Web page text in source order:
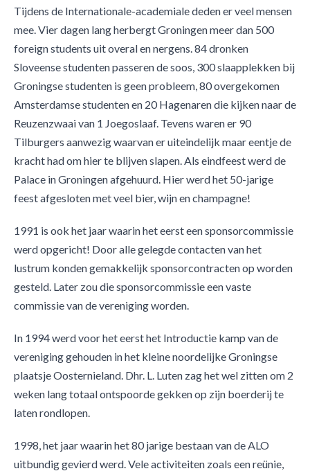
Tijdens de Internationale-academiale deden er veel mensen
mee. Vier dagen lang herbergt Groningen meer dan 500
foreign students uit overal en nergens. 84 dronken
Sloveense studenten passeren de soos, 300 slaapplekken bij
Groningse studenten is geen probleem, 80 overgekomen
Amsterdamse studenten en 20 Hagenaren die kijken naar de
Reuzenzwaai van 1 Joegoslaaf. Tevens waren er 90
Tilburgers aanwezig waarvan er uiteindelijk maar eentje de
kracht had om hier te blijven slapen. Als eindfeest werd de
Palace in Groningen afgehuurd. Hier werd het 50-jarige
feest afgesloten met veel bier, wijn en champagne!
1991 is ook het jaar waarin het eerst een sponsorcommissie
werd opgericht! Door alle gelegde contacten van het
lustrum konden gemakkelijk sponsorcontracten op worden
gesteld. Later zou die sponsorcommissie een vaste
commissie van de vereniging worden.
In 1994 werd voor het eerst het Introductie kamp van de
vereniging gehouden in het kleine noordelijke Groningse
plaatsje Oosternieland. Dhr. L. Luten zag het wel zitten om 2
weken lang totaal ontspoorde gekken op zijn boerderij te
laten rondlopen.
1998, het jaar waarin het 80 jarige bestaan van de ALO
uitbundig gevierd werd. Vele activiteiten zoals een reünie,